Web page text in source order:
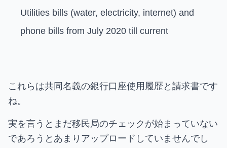
Utilities bills (water, electricity, internet) and
phone bills from July 2020 till current
これらは共同名義の銀行口座使用履歴と請求書です
ね。
実を言うとまだ移民局のチェックが始まっていない
であろうとあまりアップロードしていませんでし